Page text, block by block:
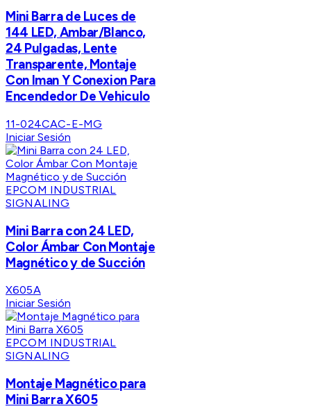
Mini Barra de Luces de
144 LED, Ambar/Blanco,
24 Pulgadas, Lente
Transparente, Montaje
Con Iman Y Conexion Para
Encendedor De Vehiculo
11-024CAC-E-MG
Iniciar Sesión
EPCOM INDUSTRIAL
SIGNALING
Mini Barra con 24 LED,
Color Ámbar Con Montaje
Magnético y de Succión
X605A
Iniciar Sesión
EPCOM INDUSTRIAL
SIGNALING
Montaje Magnético para
Mini Barra X605